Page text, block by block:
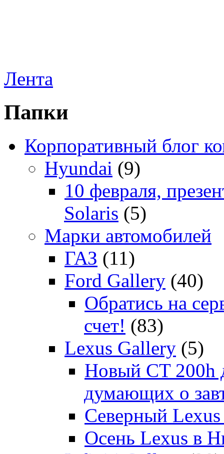
Лента
Папки
Корпоративный блог
Hyundai (9)
10 февраля,
Solaris (5)
Марки автомобилей
ГАЗ (11)
Ford Gallery (40)
Обратись на
счет! (83)
Lexus Gallery (5)
Новый CT 200h
думающих о
Северный Lexus
Осень Lexus в